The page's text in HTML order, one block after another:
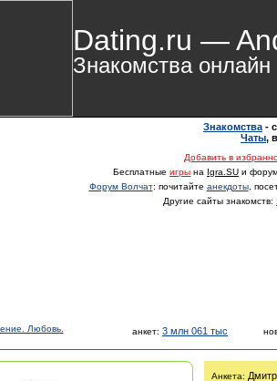
Dating.ru —
Знакомства онлайн
Знакомства -
Чаты,
Добавить в
Бесплатные игры на Igra.SU и
Форум Волчат: почитайте анекдоты,
Другие сайты знакомств:
анкет: 3 млн 061 тыс
Анкета: